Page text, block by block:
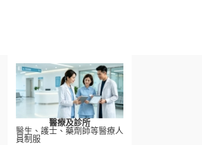
醫療及診所
醫生、護士、藥劑師等醫療人
員制服